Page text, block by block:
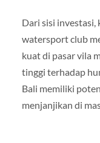
Dari sisi
watersport club
kuat di pasar vila
tinggi terhadap
Bali memiliki
menjanjikan di